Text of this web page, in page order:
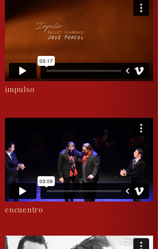
impulso
encuentro